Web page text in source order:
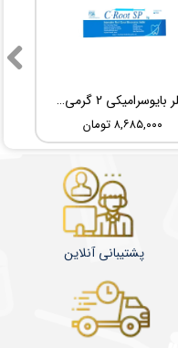
سیلر بایوسرامیکی 2 گرمی Root Dental Medical C-Root SP
۸,۶۸۵,۰۰۰ تومان
پشتیبانی آنلاین